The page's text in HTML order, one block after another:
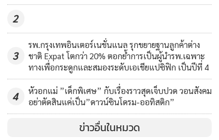
เทคนิคและสไตล์ที่ดูเหมือนจะไม่เข้ากัน มาผสมผสานกันอย่าง
ลงตัว
เวลาไม่นาน แต่การผลิตใช้เวลานานพอสมควร เนื่องจากเป็นงาน
มือ งานปัก ต้องประณีต ประกอบกับส่วนตัวเป็นคนชอบคู่สี สีตัด
กัน จึงเลือกผ้าไทยหลากหลายชนิด เพื่อให้ใส่แล้วจะรู้สึกสดใส มี
ชีวิตชีวา ดังนั้น ทุกชุดที่ออกแบบนั้นสีจะฉูดฉาดแต่ก็กลมกลืน
กันอย่างลงตัว ขอยืนยันว่าทุกชุดนำมาสวมใส่ในชีวิตประจำวันได้
จริงๆ” นายณาร์รา กล่าว
นายรักสวัสดิ์ สวัสดิ์รักษ์เล่าให้ฟังว่า การดีไซน์เสื้อผ้าคอลเล
2
3
รพ.กรุงเทพอินเตอร์เนชั่นแนล รุกขยายฐานลูกค้าต่าง
ชาติ Expat โตกว่า 20% ตอกย้ำการเป็นผู้นำรพ.เฉพาะ
ทางเพื่อกระดูกและสมองระดับเอเชียแปซิฟิก เป็นปีที่ 4
4
หัวอกแม่ ”เด็กพิเศษ” กับเรื่องราวสุดเจ็บปวด วอนสังคม
อย่าตัดสินแค่เป็น”ดาวน์ซินโดรม-ออทิสติก”
ข่าวอื่นในหมวด